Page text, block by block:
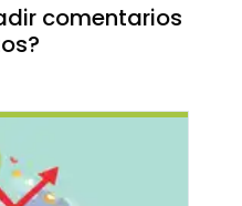
comentarios